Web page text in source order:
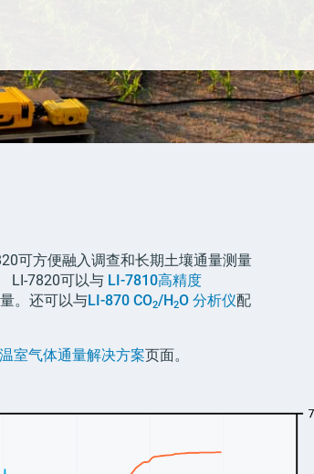
可方便融入调查和长期土壤通量测量
LI-7820可以与 LI-7810高精度
。还可以与LI-870 CO2/H2O 分析仪配
室气体通量解决方案页面。